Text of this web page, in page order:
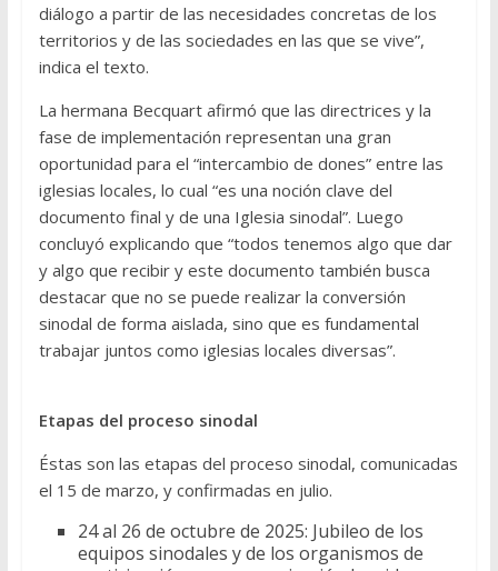
diálogo a partir de las necesidades concretas de los
territorios y de las sociedades en las que se vive”,
indica el texto.
La hermana Becquart afirmó que las directrices y la
fase de implementación representan una gran
oportunidad para el “intercambio de dones” entre las
iglesias locales, lo cual “es una noción clave del
documento final y de una Iglesia sinodal”. Luego
concluyó explicando que “todos tenemos algo que dar
y algo que recibir y este documento también busca
destacar que no se puede realizar la conversión
sinodal de forma aislada, sino que es fundamental
trabajar juntos como iglesias locales diversas”.
Etapas del proceso sinodal
Éstas son las etapas del proceso sinodal, comunicadas
el 15 de marzo, y confirmadas en julio.
24 al 26 de octubre de 2025: Jubileo de los
equipos sinodales y de los organismos de